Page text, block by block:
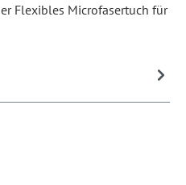
Flexibles Microfasertuch für